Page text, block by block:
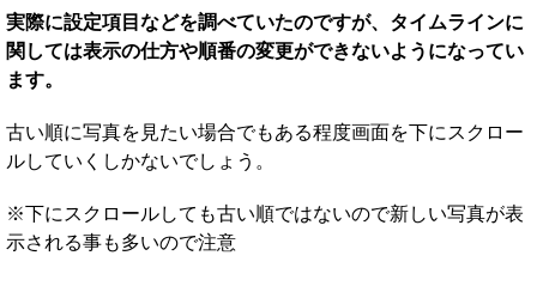
実際に設定項目などを調べていたのですが、タイムラインに
関しては表示の仕方や順番の変更ができないようになってい
ます。
古い順に写真を見たい場合でもある程度画面を下にスクロー
ルしていくしかないでしょう。
※下にスクロールしても古い順ではないので新しい写真が表
示される事も多いので注意